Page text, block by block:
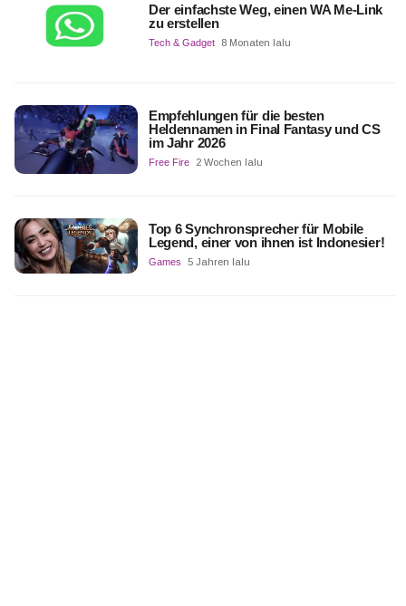
Der einfachste Weg, einen WA Me-Link
zu erstellen
Tech & Gadget 8 Monaten lalu
Empfehlungen für die besten
Heldennamen in Final Fantasy und CS
im Jahr 2026
Free Fire 2 Wochen lalu
Top 6 Synchronsprecher für Mobile
Legend, einer von ihnen ist Indonesier!
Games 5 Jahren lalu